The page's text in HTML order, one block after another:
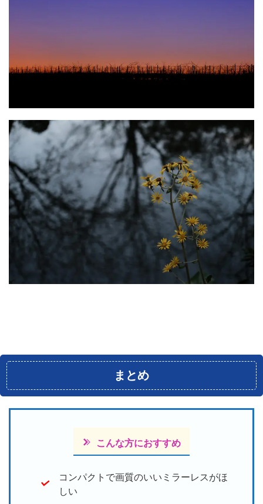
まとめ
こんな方におすすめ
コンパクトで画質のいいミラーレスがほ
しい